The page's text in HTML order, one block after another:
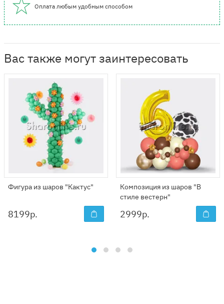
Оплата любым удобным способом
Вас также могут заинтересовать
Фигура из шаров "Кактус"
8199р.
Композиция из шаров "В
стиле вестерн"
2999р.